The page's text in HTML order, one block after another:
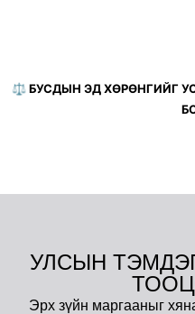
⚖️ БУСДЫН ЭД ХӨРӨНГИЙГ
УЛСЫН
Эрх зүйн маргааныг